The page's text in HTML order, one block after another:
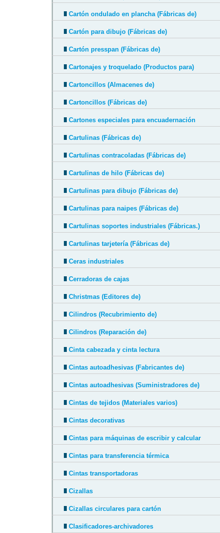
Cartón ondulado en plancha (Fábricas de)
Cartón para dibujo (Fábricas de)
Cartón presspan (Fábricas de)
Cartonajes y troquelado (Productos para)
Cartoncillos (Almacenes de)
Cartoncillos (Fábricas de)
Cartones especiales para encuadernación
Cartulinas (Fábricas de)
Cartulinas contracoladas (Fábricas de)
Cartulinas de hilo (Fábricas de)
Cartulinas para dibujo (Fábricas de)
Cartulinas para naipes (Fábricas de)
Cartulinas soportes industriales (Fábricas.)
Cartulinas tarjetería (Fábricas de)
Ceras industriales
Cerradoras de cajas
Christmas (Editores de)
Cilindros (Recubrimiento de)
Cilindros (Reparación de)
Cinta cabezada y cinta lectura
Cintas autoadhesivas (Fabricantes de)
Cintas autoadhesivas (Suministradores de)
Cintas de tejidos (Materiales varios)
Cintas decorativas
Cintas para máquinas de escribir y calcular
Cintas para transferencia térmica
Cintas transportadoras
Cizallas
Cizallas circulares para cartón
Clasificadores-archivadores